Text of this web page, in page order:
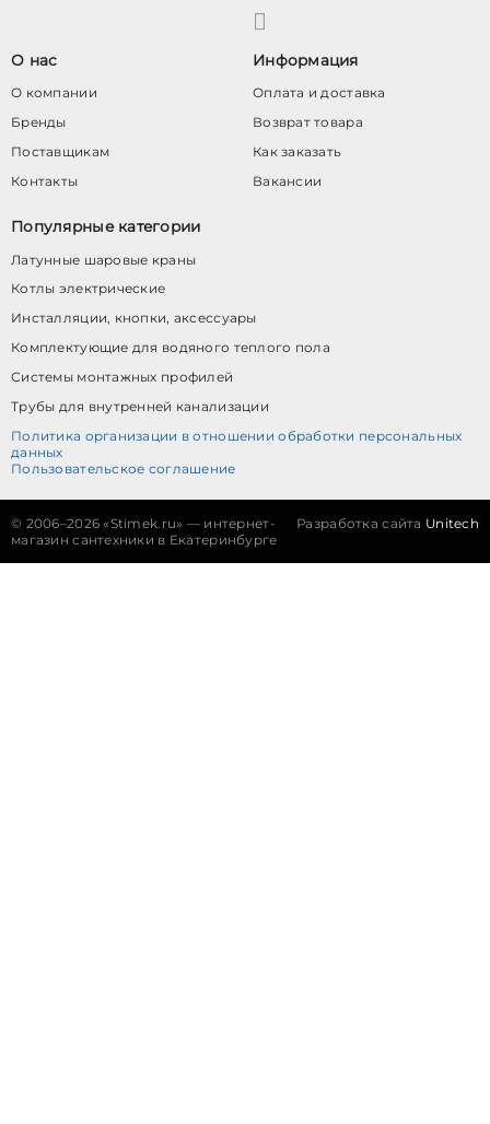
О нас
О компании
Бренды
Поставщикам
Контакты
Информация
Оплата и доставка
Возврат товара
Как заказать
Вакансии
Популярные категории
Латунные шаровые краны
Котлы электрические
Инсталляции, кнопки, аксессуары
Комплектующие для водяного теплого пола
Системы монтажных профилей
Трубы для внутренней канализации
Политика организации в отношении обработки персональных
данных
Пользовательское соглашение
© 2006–2026 «Stimek.ru» — интернет-
магазин сантехники в Екатеринбурге
Разработка сайта Unitech